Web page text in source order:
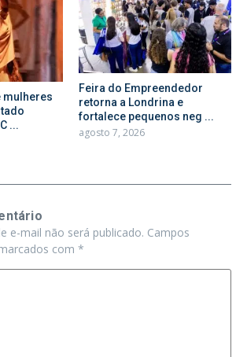
mulheres
...
Feira do Empreendedor
retorna a Londrina e
fortalece pequenos neg ...
agosto 7, 2026
e-mail não será publicado. Campos
com *